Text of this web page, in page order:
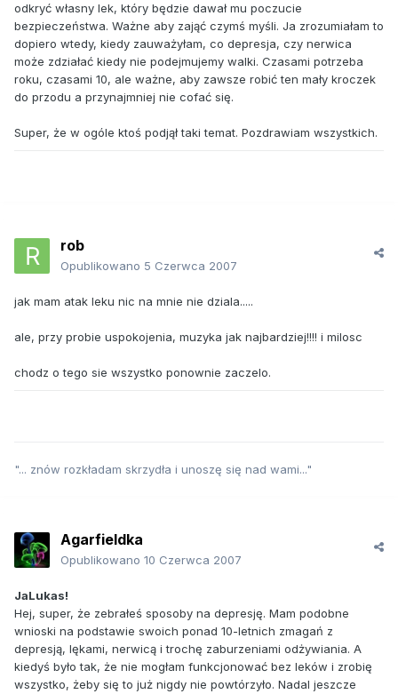
odkryć własny lek, który będzie dawał mu poczucie
bezpieczeństwa. Ważne aby zająć czymś myśli. Ja zrozumiałam to
dopiero wtedy, kiedy zauważyłam, co depresja, czy nerwica
może zdziałać kiedy nie podejmujemy walki. Czasami potrzeba
roku, czasami 10, ale ważne, aby zawsze robić ten mały kroczek
do przodu a przynajmniej nie cofać się.
Super, że w ogóle ktoś podjął taki temat. Pozdrawiam wszystkich.
rob
Opublikowano 5 Czerwca 2007
jak mam atak leku nic na mnie nie dziala.....
ale, przy probie uspokojenia, muzyka jak najbardziej!!!! i milosc
chodz o tego sie wszystko ponownie zaczelo.
"... znów rozkładam skrzydła i unoszę się nad wami..."
Agarfieldka
Opublikowano 10 Czerwca 2007
JaLukas!
Hej, super, że zebrałeś sposoby na depresję. Mam podobne
wnioski na podstawie swoich ponad 10-letnich zmagań z
depresją, lękami, nerwicą i trochę zaburzeniami odżywiania. A
kiedyś było tak, że nie mogłam funkcjonować bez leków i zrobię
wszystko, żeby się to już nigdy nie powtórzyło. Nadal jeszcze